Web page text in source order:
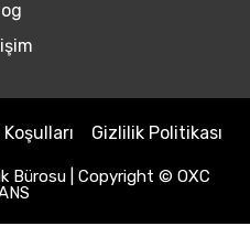
Bürosu | Copyright © OXC
Gizlilik Politikası